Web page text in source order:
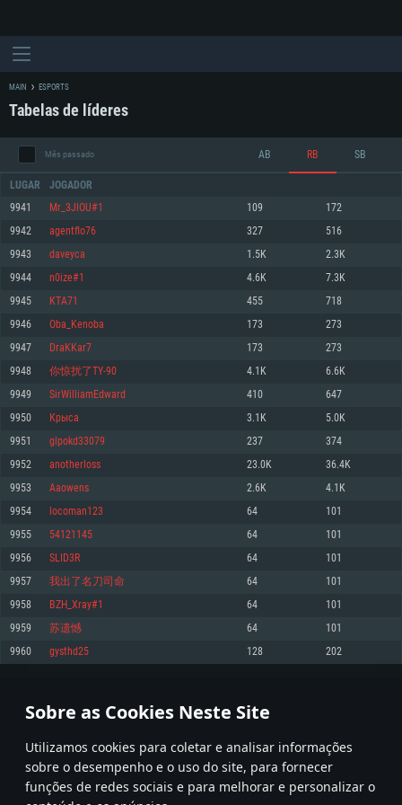
Sobre as Cookies Neste Site
Utilizamos cookies para coletar e analisar informações
sobre o desempenho e o uso do site, para fornecer
funções de redes sociais e para melhorar e personalizar o
REQUERIMENTOS DE SISTEMA
Mínimo
Sistema Operativo: Windows 10 (64 bit)
Processador: Dual-Core 2.2 GHz
Memória: 4GB
Placa Gráfica: Placa com DirectX 11: AMD Radeon 77XX / NVIDIA GeForce
GTX 660. Resolução mínima suportada: 720p
Network: Internet de banda larga.
Disco: 23,1 GB
Recomendado
superior, Radeon RX 570 ou superior
Disco: 75,9 GB
Mínimo
Sistema Operativo: Mac OS Big Sur 11.0 ou versão mais recente
Processador: Core i5 2.2GHz mínimo (Intel Xeon não suportado)
Memória: 6 GB
Placa Gráfica: Intel Iris Pro 5200 (Mac), equivalentes AMD/Nvidia para Mac.
Resolução mínima suportada: 720p com suporte Metal.
Network: Internet de banda larga.
Disco: 21,5 GB
Recomendado
Network: Internet de banda larga.
Mínimo
Sistema Operativo: Distribuições mais modernas do Linux de 64bit
Processador: Dual-Core 2.4 GHz
Memória: 4 GB
Placa Gráfica: NVIDIA 660 com os drivers mais recentes (não mais de 6
meses) / equivalentes AMD com os drivers mais recentes com suporte
Vulkan (não mais de 6 meses); Resolução mínima suportada: 720p.
Network: Internet de banda larga.
Disco: 21,5 GB
Recomendado
Sistema Operativo: Ubuntu 20.04 64bit
Processador: Intel Core i7
Memória: 16 GB
Placa Gráfica: NVIDIA 1060 com os drivers mais recentes (não mais de 6
meses) / equivalentes AMD (Radeon RX 570) com os drivers mais recentes
Network: Internet de banda larga.
MAIN ESPORTS
Tabelas de líderes
Mês passado AB RB SB
LUGAR JOGADOR
9941 Mr_3JlOU#1 109 172
9942 agentflo76 327 516
9943 daveyca 1.5K 2.3K
9944 n0ize#1 4.6K 7.3K
9945 KTA71 455 718
9946 Oba_Kenoba 173 273
9947 DraKKar7 173 273
9948 你惊扰了TY-90 4.1K 6.6K
9949 SirWilliamEdward 410 647
9950 Крыса 3.1K 5.0K
9951 glpokd33079 237 374
9952 anоtherloss 23.0K 36.4K
9953 Aaowens 2.6K 4.1K
9954 locoman123 64 101
9955 54121145 64 101
9956 SLID3R 64 101
9957 我出了名刀司命 64 101
9958 BZH_Xray#1 64 101
9959 苏遗憾 64 101
9960 gysthd25 128 202